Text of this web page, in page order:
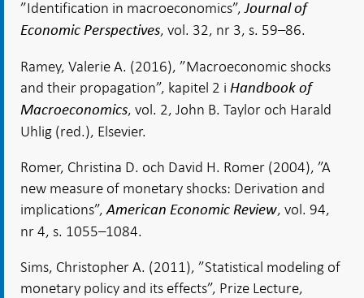
”Identification in macroeconomics”,Journal of
Economic Perspectives, vol. 32, nr 3, s. 59–86.
Ramey, Valerie A. (2016), ”Macroeconomic shocks
and their propagation”, kapitel 2 i Handbook of
Macroeconomics, vol. 2, John B. Taylor och Harald
Uhlig (red.), Elsevier.
Romer, Christina D. och David H. Romer (2004), ”A
new measure of monetary shocks: Derivation and
implications”, American Economic Review, vol. 94,
nr 4, s. 1055–1084.
Sims, Christopher A. (2011), ”Statistical modeling of
monetary policy and its effects”, Prize Lecture,